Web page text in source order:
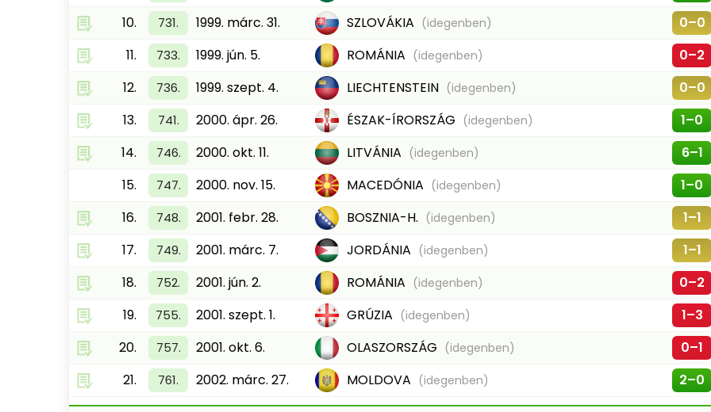
10.
731. 1999. márc. 31. SZLOVÁKIA (idegenben)
0–0
11.
733. 1999. jún. 5. ROMÁNIA (idegenben)
0–2
12.
736. 1999. szept. 4. LIECHTENSTEIN (idegenben)
0–0
13.
741. 2000. ápr. 26. ÉSZAK-ÍRORSZÁG (idegenben)
1–0
14.
746. 2000. okt. 11. LITVÁNIA (idegenben)
6–1
15.
747. 2000. nov. 15. MACEDÓNIA (idegenben)
1–0
16.
748. 2001. febr. 28. BOSZNIA-H. (idegenben)
1–1
17.
749. 2001. márc. 7. JORDÁNIA (idegenben)
1–1
18.
752. 2001. jún. 2. ROMÁNIA (idegenben)
0–2
19.
755. 2001. szept. 1. GRÚZIA (idegenben)
1–3
20.
757. 2001. okt. 6. OLASZORSZÁG (idegenben)
0–1
21.
761. 2002. márc. 27. MOLDOVA (idegenben) 2–0